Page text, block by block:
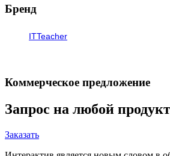
Бренд
ITTeacher
Коммерческое предложение
Запрос на любой продукт
Заказать